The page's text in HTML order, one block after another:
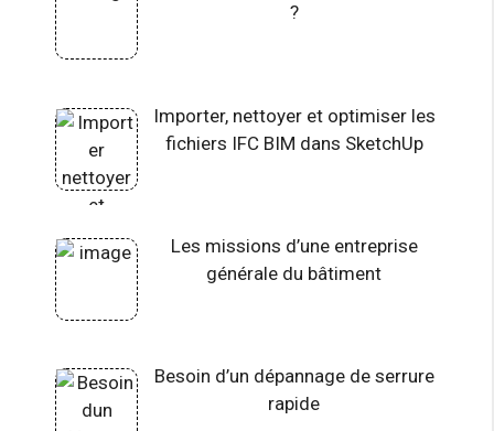
?
Importer, nettoyer et optimiser les
fichiers IFC BIM dans SketchUp
Les missions d’une entreprise
générale du bâtiment
Besoin d’un dépannage de serrure
rapide